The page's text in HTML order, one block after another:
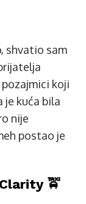
shvatio sam
koji
je kuća bila
nije
postao je
🚖